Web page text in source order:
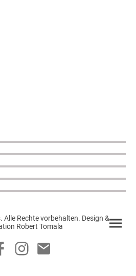
Rechte vorbehalten. Design &
Robert Tomala